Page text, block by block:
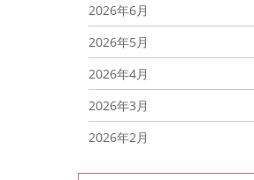
2026年6月
2026年5月
2026年4月
2026年3月
2026年2月
2026年1月